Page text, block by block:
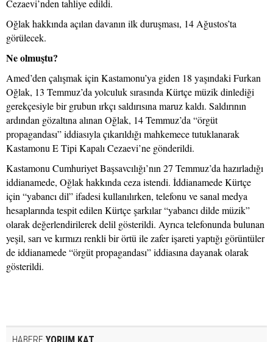
Cezaevi’nden tahliye edildi.
Oğlak hakkında açılan davanın ilk duruşması, 14 Ağustos’ta
görülecek.
Ne olmuştu?
Amed’den çalışmak için Kastamonu’ya giden 18 yaşındaki Furkan
Oğlak, 13 Temmuz’da yolculuk sırasında Kürtçe müzik dinlediği
gerekçesiyle bir grubun ırkçı saldırısına maruz kaldı. Saldırının
ardından gözaltına alınan Oğlak, 14 Temmuz’da “örgüt
propagandası” iddiasıyla çıkarıldığı mahkemece tutuklanarak
Kastamonu E Tipi Kapalı Cezaevi’ne gönderildi.
Kastamonu Cumhuriyet Başsavcılığı’nın 27 Temmuz’da hazırladığı
iddianamede, Oğlak hakkında ceza istendi. İddianamede Kürtçe
için “yabancı dil” ifadesi kullanılırken, telefonu ve sanal medya
hesaplarında tespit edilen Kürtçe şarkılar “yabancı dilde müzik”
olarak değerlendirilerek delil gösterildi. Ayrıca telefonunda bulunan
yeşil, sarı ve kırmızı renkli bir örtü ile zafer işareti yaptığı görüntüler
de iddianamede “örgüt propagandası” iddiasına dayanak olarak
gösterildi.